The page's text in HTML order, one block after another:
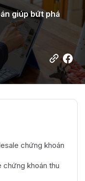
giúp bứt phá
chứng khoán
chứng khoán thu